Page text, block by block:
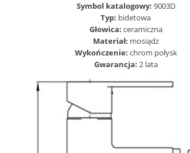
Symbol katalogowy: 9003D
Typ: bidetowa
Głowica: ceramiczna
Materiał: mosiądz
Wykończenie: chrom połysk
Gwarancja: 2 lata